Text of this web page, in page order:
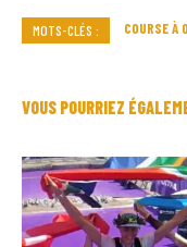
MOTS-CLÉS : COURSE À
VOUS POURRIEZ